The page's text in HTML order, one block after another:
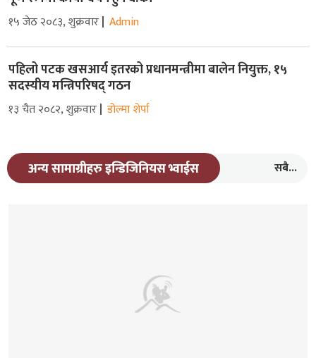
१५ जेठ २०८३, शुक्रवार Admin
पहिलो पटक खसआर्य इतरको प्रधानमन्त्रीमा बालेन नियुक्त, १५
सदस्यीय मन्त्रिपरिषद् गठन
१३ चैत २०८२, शुक्रवार डोल्मा शेर्पा
अन्य सामाग्रीहरु इन्डिजिनियस भ्वाईस सबै...